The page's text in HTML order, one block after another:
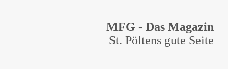
MFG - Das Magazin
St. Pöltens gute Seite